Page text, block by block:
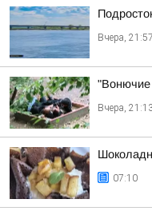
Вчера, 21:57
"Вонючие
Вчера,
07:10